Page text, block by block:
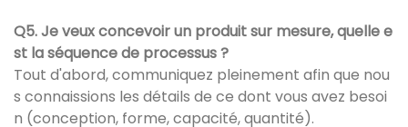
Q5. Je veux concevoir un produit sur mesure, quelle e
st la séquence de processus ?
Tout d'abord, communiquez pleinement afin que nou
s connaissions les détails de ce dont vous avez besoi
n (conception, forme, capacité, quantité).